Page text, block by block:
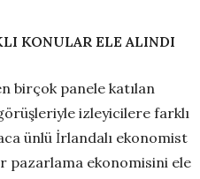
KONULAR ELE ALINDI
birçok panele katılan
izleyicilere farklı
ünlü İrlandalı ekonomist
pazarlama ekonomisini ele